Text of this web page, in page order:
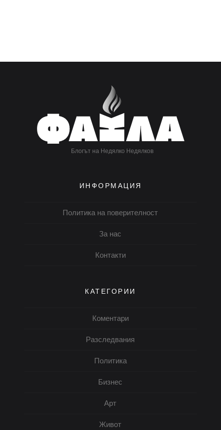
Блогът на Недялко Недялков
ИНФОРМАЦИЯ
Политика на поверителност
За нас
Контакти
КАТЕГОРИИ
Коментари
Разследвания
Политика
Бизнес
Арт
Живот